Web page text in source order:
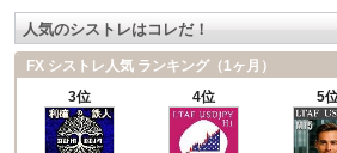
人気のシストレはコレだ！